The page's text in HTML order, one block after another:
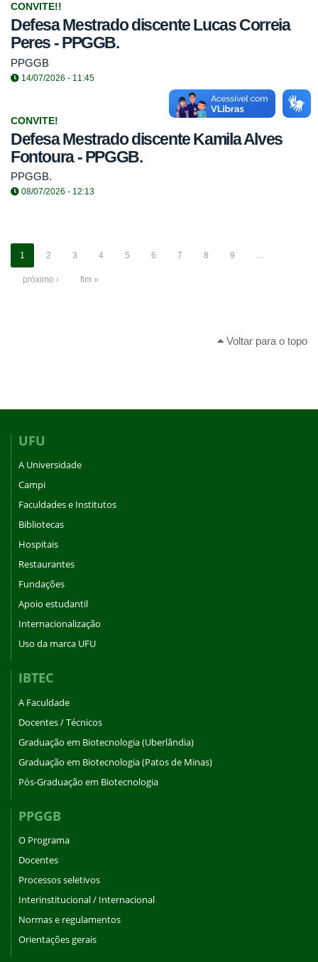
CONVITE!!
Defesa Mestrado discente Lucas Correia
Peres - PPGGB.
PPGGB
14/07/2026 - 11:45
CONVITE!
Defesa Mestrado discente Kamila Alves
Fontoura - PPGGB.
PPGGB.
08/07/2026 - 12:13
1 2 3 4 5 6 7 8 9 …
próximo › fim »
Voltar para o topo
UFU
A Universidade
Campi
Faculdades e Institutos
Bibliotecas
Hospitais
Restaurantes
Fundações
Apoio estudantil
Internacionalização
Uso da marca UFU
IBTEC
A Faculdade
Docentes / Técnicos
Graduação em Biotecnologia (Uberlândia)
Graduação em Biotecnologia (Patos de Minas)
Pós-Graduação em Biotecnologia
PPGGB
O Programa
Docentes
Processos seletivos
Interinstitucional / Internacional
Normas e regulamentos
Orientações gerais